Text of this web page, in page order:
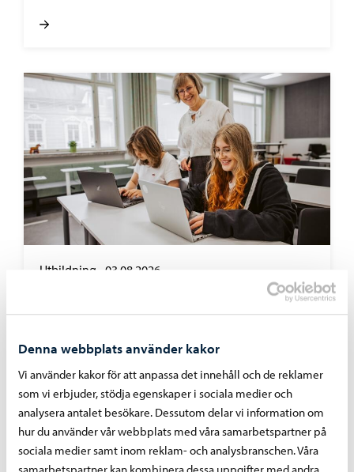
Denna webbplats använder kakor
Vi använder kakor för att anpassa det innehåll och de reklamer
som vi erbjuder, stödja egenskaper i sociala medier och
analysera antalet besökare. Dessutom delar vi information om
hur du använder vår webbplats med våra samarbetspartner på
sociala medier samt inom reklam- och analysbranschen. Våra
Utbildning 03.08.2026
Nätverkssäkerheten för elevernas datorer
stärks med en tjänst som blockerar skadliga